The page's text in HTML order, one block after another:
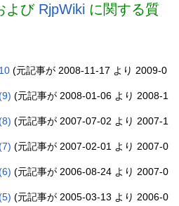
よび RjpWiki に関する質
(元記事が 2008-11-17 より 2009-0
(元記事が 2008-01-06 より 2008-1
(元記事が 2007-07-02 より 2007-1
(元記事が 2007-02-01 より 2007-0
(元記事が 2006-08-24 より 2007-0
(元記事が 2005-03-13 より 2006-0